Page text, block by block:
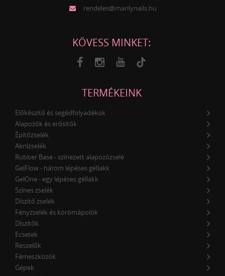
rendeles@marilynails.hu
KÖVESS MINKET:
TERMÉKEINK
Előkészítő és segédfolyadékok
Alapozók és erősítők
Építőzselék
Akrilzselék
Rubber Base - színezett alapozózselé
GelFlow - három lépéses géllakk
GelOne - egy lépéses géllakk
Színes zselék
Díszítő zselék
Fényzselék és körömápolók
Díszítők
Ecsetek
Reszelők
Fémeszközök
Gépek